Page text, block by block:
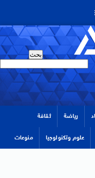
رياضة ثقافة
علوم وتكنولوجيا منوعات